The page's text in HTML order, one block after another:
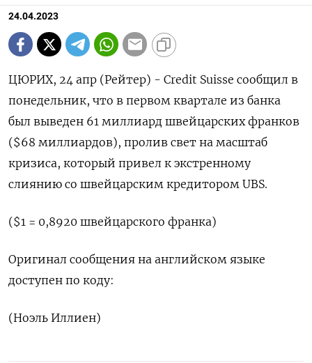
24.04.2023
ЦЮРИХ, 24 апр (Рейтер) - Credit Suisse сообщил в
понедельник, что в первом квартале из банка
был выведен 61 миллиард швейцарских франков
($68 миллиардов), пролив свет на масштаб
кризиса, который привел к экстренному
слиянию со швейцарским кредитором UBS.
($1 = 0,8920 швейцарского франка)
Оригинал сообщения на английском языке
доступен по коду:
(Ноэль Иллиен)